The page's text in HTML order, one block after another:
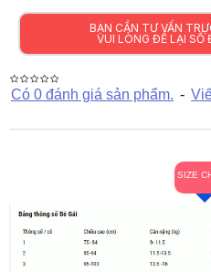
Có 0 đánh giá sản phẩm. -
BẠN CẦN TƯ VẤN
VUI LÒNG ĐỂ LẠI SỐ
SIZE